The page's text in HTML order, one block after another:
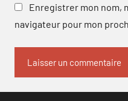
Enregistrer mon nom,
navigateur pour mon